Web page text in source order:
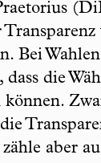
Bei
dass die
können.
aber